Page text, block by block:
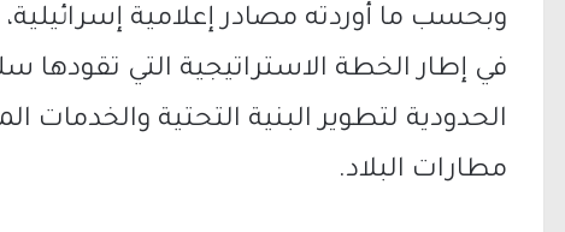
وبحسب ما أوردته مصادر إعلامية
في إطار الخطة الاستراتيجية التي تقودها
الحدودية لتطوير البنية التحتية والخدمات
مطارات البلاد.